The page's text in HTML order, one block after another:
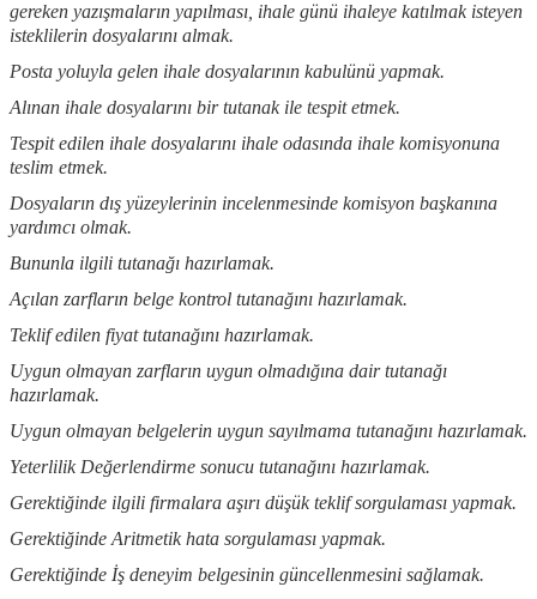
gereken yazışmaların yapılması, ihale günü ihaleye katılmak isteyen
isteklilerin dosyalarını almak.
Posta yoluyla gelen ihale dosyalarının kabulünü yapmak.
Alınan ihale dosyalarını bir tutanak ile tespit etmek.
Tespit edilen ihale dosyalarını ihale odasında ihale komisyonuna
teslim etmek.
Dosyaların dış yüzeylerinin incelenmesinde komisyon başkanına
yardımcı olmak.
Bununla ilgili tutanağı hazırlamak.
Açılan zarfların belge kontrol tutanağını hazırlamak.
Teklif edilen fiyat tutanağını hazırlamak.
Uygun olmayan zarfların uygun olmadığına dair tutanağı
hazırlamak.
Uygun olmayan belgelerin uygun sayılmama tutanağını hazırlamak.
Yeterlilik Değerlendirme sonucu tutanağını hazırlamak.
Gerektiğinde ilgili firmalara aşırı düşük teklif sorgulaması yapmak.
Gerektiğinde Aritmetik hata sorgulaması yapmak.
Gerektiğinde İş deneyim belgesinin güncellenmesini sağlamak.